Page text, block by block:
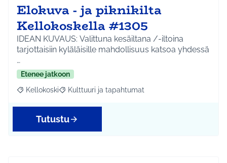
Elokuva - ja piknikilta
Kellokoskella #1305
IDEAN KUVAUS: Valittuna kesäiltana /-iltoina
tarjottaisiin kyläläisille mahdollisuus katsoa yhdessä
…
Etenee jatkoon
Rajaa tulokset aihepiirin mukaan: Kellokoski
Kellokoski Rajaa tulokset teeman mukaan: Kulttuuri ja
Kulttuuri ja tapahtumat
Tutustu